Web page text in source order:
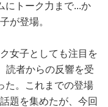
にトーク力まで...か
が登場。
女子としても注目を
読者からの反響を受
た。これまでの登場
題を集めたが、今回